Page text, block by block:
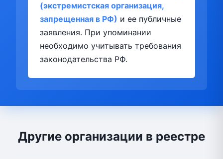
(экстремистская организация,
запрещенная в РФ) и ее публичные
заявления. При упоминании
необходимо учитывать требования
законодательства РФ.
Другие организации в реестре